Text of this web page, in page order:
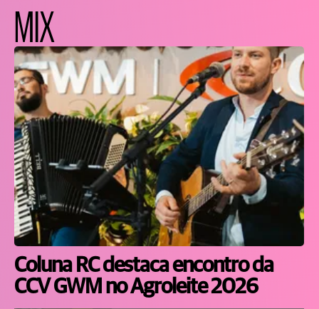
MIX
Coluna RC destaca encontro da
CCV GWM no Agroleite 2026